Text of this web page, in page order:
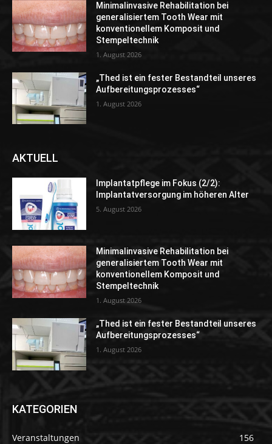
Minimalinvasive Rehabilitation bei
generalisiertem Tooth Wear mit
konventionellem Komposit und
Stempeltechnik
1. August 2026
„Thed ist ein fester Bestandteil unseres
Aufbereitungsprozesses“
1. August 2026
AKTUELL
Implantatpflege im Fokus (2/2):
Implantatversorgung im höheren Alter
5. August 2026
Minimalinvasive Rehabilitation bei
generalisiertem Tooth Wear mit
konventionellem Komposit und
Stempeltechnik
1. August 2026
„Thed ist ein fester Bestandteil unseres
Aufbereitungsprozesses“
1. August 2026
KATEGORIEN
Veranstaltungen
156